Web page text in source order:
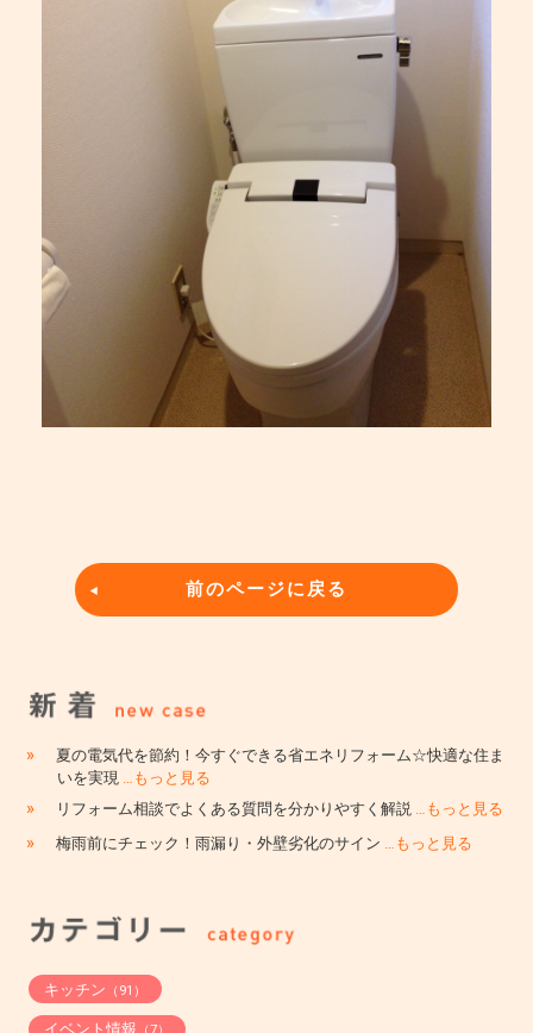
前のページに戻る
»
夏の電気代を節約！今すぐできる省エネリフォーム☆快適な住ま
いを実現 …もっと見る
» リフォーム相談でよくある質問を分かりやすく解説 …もっと見る
» 梅雨前にチェック！雨漏り・外壁劣化のサイン …もっと見る
キッチン （91）
イベント情報